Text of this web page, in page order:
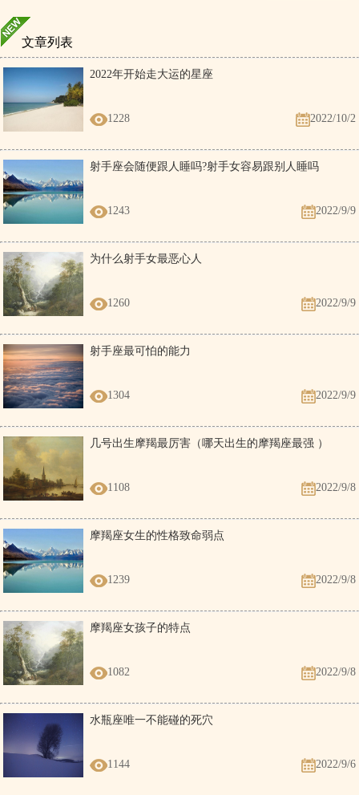
文章列表
2022年开始走大运的星座
1228 2022/10/2
射手座会随便跟人睡吗?射手女容易跟别人睡吗
1243 2022/9/9
为什么射手女最恶心人
1260 2022/9/9
射手座最可怕的能力
1304 2022/9/9
几号出生摩羯最厉害（哪天出生的摩羯座最强 ）
1108 2022/9/8
摩羯座女生的性格致命弱点
1239 2022/9/8
摩羯座女孩子的特点
1082 2022/9/8
水瓶座唯一不能碰的死穴
1144 2022/9/6